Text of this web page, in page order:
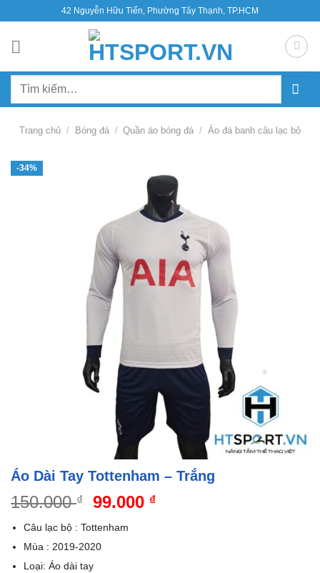
nội
42 Nguyễn Hữu Tiến, Phường Tây Thạnh, TP.HCM
Tìm
Trang chủ / Bóng đá / Quần áo bóng đá / Áo đá banh câu lạc bộ
-34%
Áo Dài Tay Tottenham – Trắng
150.000₫
Giá
là:
150.000 ₫.
99.000 ₫Giá
Câu lạc bộ : Tottenham
Mùa : 2019-2020
Loại: Áo dài tay